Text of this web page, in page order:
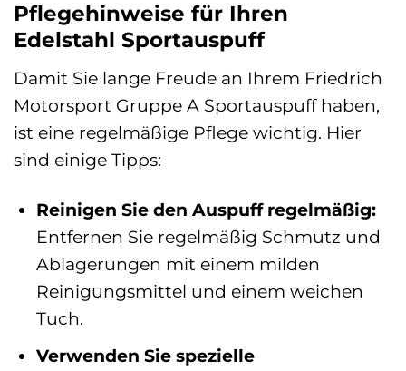
Pflegehinweise für Ihren
Edelstahl Sportauspuff
Damit Sie lange Freude an Ihrem Friedrich
Motorsport Gruppe A Sportauspuff haben,
ist eine regelmäßige Pflege wichtig. Hier
sind einige Tipps:
Reinigen Sie den Auspuff regelmäßig:
Entfernen Sie regelmäßig Schmutz und
Ablagerungen mit einem milden
Reinigungsmittel und einem weichen
Tuch.
Verwenden Sie spezielle